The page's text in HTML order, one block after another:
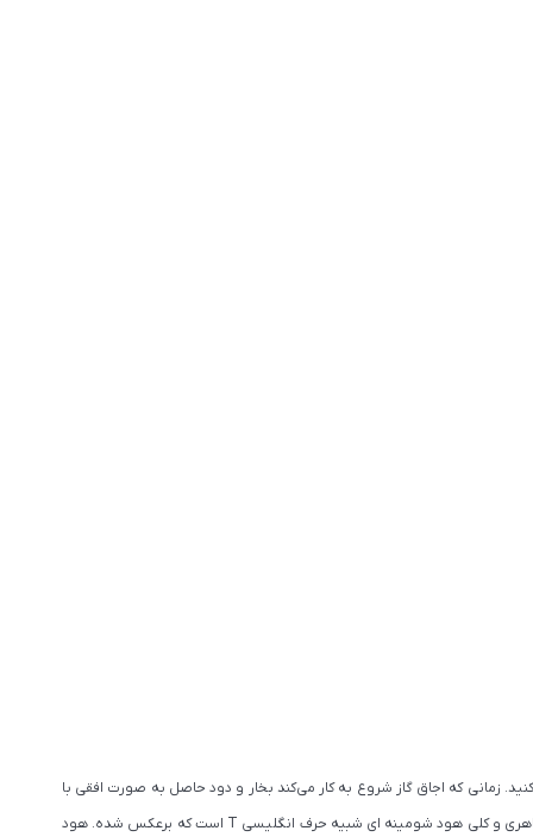
زمانی که اجاق گاز شروع به کار می‌کند بخار و دود حاصل به صورت افقی با
از اولین مدل های هود تولید شده است و از ابتدا که هود وارد آشپزخانه ها شد، از این مدل استفاده می شد. شکل ظاهری و کلی هود شومینه ای شبیه حرف انگلیسی T است که برعکس شده. هود